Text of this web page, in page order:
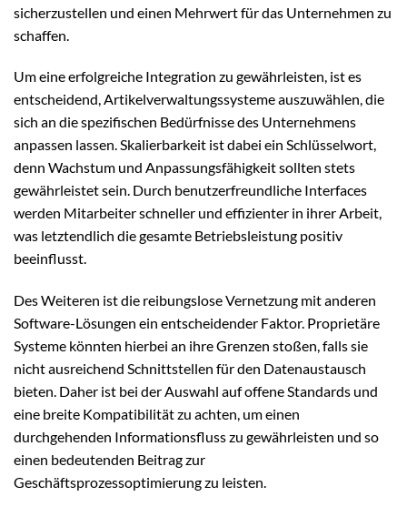
sicherzustellen und einen Mehrwert für das Unternehmen zu
schaffen.
Um eine erfolgreiche Integration zu gewährleisten, ist es
entscheidend, Artikelverwaltungssysteme auszuwählen, die
sich an die spezifischen Bedürfnisse des Unternehmens
anpassen lassen. Skalierbarkeit ist dabei ein Schlüsselwort,
denn Wachstum und Anpassungsfähigkeit sollten stets
gewährleistet sein. Durch benutzerfreundliche Interfaces
werden Mitarbeiter schneller und effizienter in ihrer Arbeit,
was letztendlich die gesamte Betriebsleistung positiv
beeinflusst.
Des Weiteren ist die reibungslose Vernetzung mit anderen
Software-Lösungen ein entscheidender Faktor. Proprietäre
Systeme könnten hierbei an ihre Grenzen stoßen, falls sie
nicht ausreichend Schnittstellen für den Datenaustausch
bieten. Daher ist bei der Auswahl auf offene Standards und
eine breite Kompatibilität zu achten, um einen
durchgehenden Informationsfluss zu gewährleisten und so
einen bedeutenden Beitrag zur
Geschäftsprozessoptimierung zu leisten.